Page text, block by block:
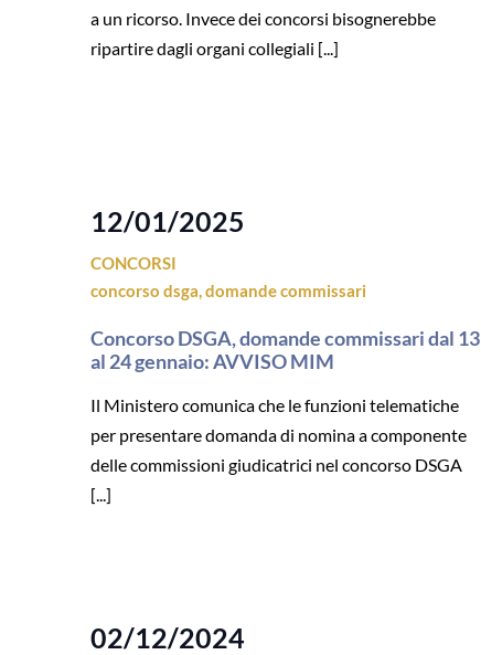
a un ricorso. Invece dei concorsi bisognerebbe
ripartire dagli organi collegiali [...]
12/01/2025
CONCORSI
concorso dsga,domande commissari
Concorso DSGA, domande commissari dal 13
al 24 gennaio: AVVISO MIM
Il Ministero comunica che le funzioni telematiche
per presentare domanda di nomina a componente
delle commissioni giudicatrici nel concorso DSGA
[...]
02/12/2024